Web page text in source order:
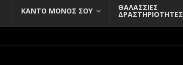
ΚΑΝΤΟ ΜΟΝΟΣ ΣΟΥ ΘΑΛΑΣΣΙΕΣ
ΔΡΑΣΤΗΡΙΟΤΗΤΕΣ